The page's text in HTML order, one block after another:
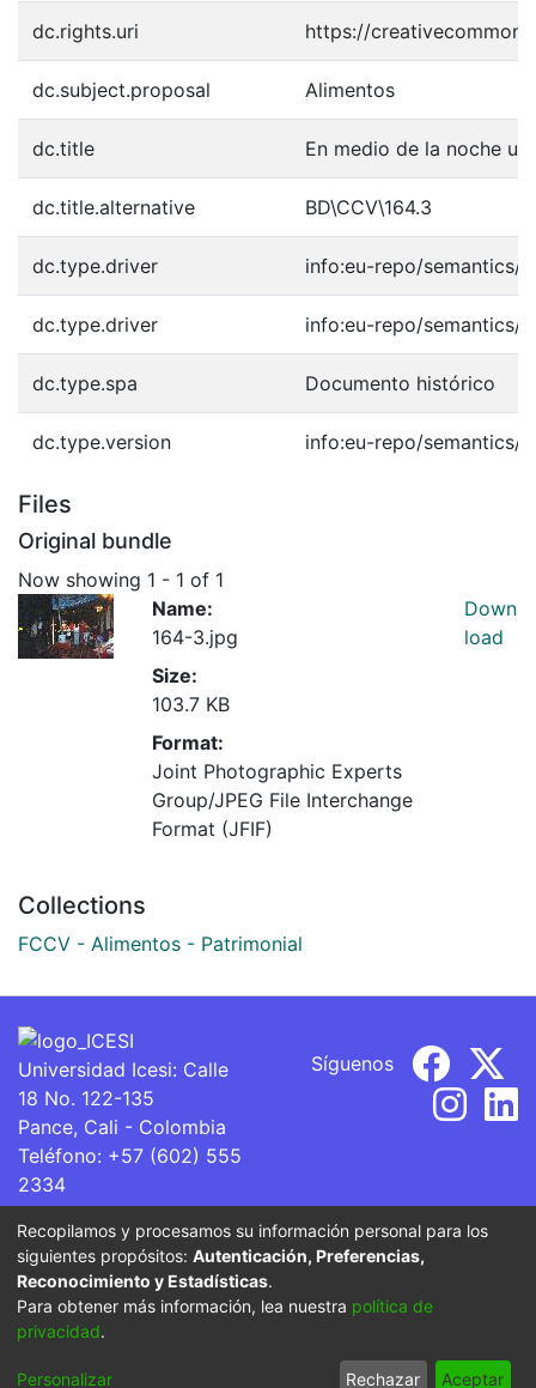
dc.rights.uri https://
dc.subject.proposal Alimentos
dc.title En medio de la noche
dc.title.alternative BD\CCV\164.3
dc.type.driver info:eu-repo/semantics/
dc.type.driver info:eu-repo/semantics/
dc.type.spa Documento histórico
dc.type.version info:eu-repo/semantics/
Files
Original bundle
Now showing 1 - 1 of 1
Name:
164-3.jpg
Size:
103.7 KB
Format:
Joint Photographic Experts
Group/JPEG File Interchange
Format (JFIF)
Down
load
Collections
FCCV - Alimentos - Patrimonial
Universidad Icesi: Calle
18 No. 122-135
Pance, Cali - Colombia
Teléfono: +57 (602) 555
2334
ventanillaunica@icesi.edu.co
Síguenos
La Universidad Icesi es una Institución de Educación
Superior que se encuentra sujeta a inspección y vigilancia
por parte del Ministerio de Educación Nacional.
Cookie
End User
Send
Recopilamos y procesamos su información personal para los
siguientes propósitos: Autenticación, Preferencias,
Reconocimiento y Estadísticas.
Para obtener más información, lea nuestra política de
privacidad.
Personalizar Rechazar Aceptar